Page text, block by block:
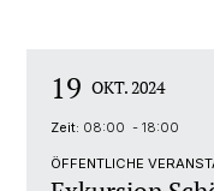
19 OKT. 2024
Zeit: 08:00 - 18:00
ÖFFENTLICHE